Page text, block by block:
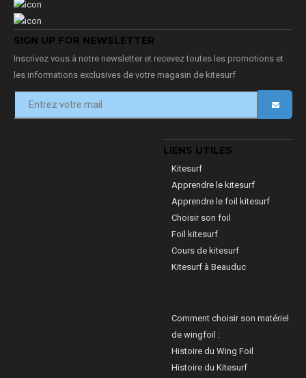
SIGN UP FOR NEWSLETTER
Inscrivez vous à notre newsletter et recevez toutes les promotions et
les informations exclusives de votre magasin de kitesurf
LIENS UTILES
Kitesurf
Apprendre le kitesurf
Apprendre le foil kitesurf
Choisir son foil
Foil kitesurf
Cours de kitesurf
Kitesurf à Beauduc
Comment choisir son matériel
de wingfoil :
Histoire du Wing Foil
Histoire du Kitesurf